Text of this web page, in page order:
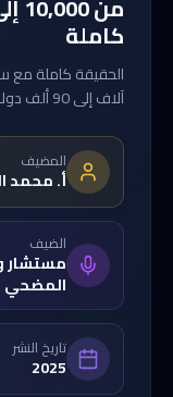
كاملة
آلاف إلى 90 ألف دولار
المضيف
أ. محمد
الضيف
مستشار
المضحي
تاريخ النشر
2025